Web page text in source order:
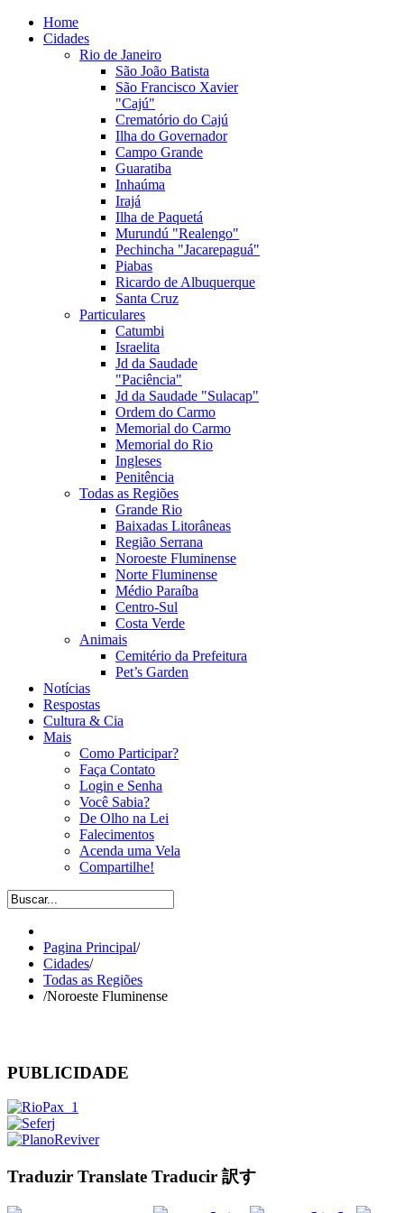
Home
Cidades
Rio de Janeiro
São João Batista
São Francisco Xavier
"Cajú"
Crematório do Cajú
Ilha do Governador
Campo Grande
Guaratiba
Inhaúma
Irajá
Ilha de Paquetá
Murundú "Realengo"
Pechincha "Jacarepaguá"
Piabas
Ricardo de Albuquerque
Santa Cruz
Particulares
Catumbi
Israelita
Jd da Saudade
"Paciência"
Jd da Saudade "Sulacap"
Ordem do Carmo
Memorial do Carmo
Memorial do Rio
Ingleses
Penitência
Todas as Regiões
Grande Rio
Baixadas Litorâneas
Região Serrana
Noroeste Fluminense
Norte Fluminense
Médio Paraíba
Centro-Sul
Costa Verde
Animais
Cemitério da Prefeitura
Pet’s Garden
Notícias
Respostas
Cultura & Cia
Mais
Como Participar?
Faça Contato
Login e Senha
Você Sabia?
De Olho na Lei
Falecimentos
Acenda uma Vela
Compartilhe!
Pagina Principal/
Cidades/
Todas as Regiões
/Noroeste Fluminense
PUBLICIDADE
Traduzir Translate Traducir 訳す